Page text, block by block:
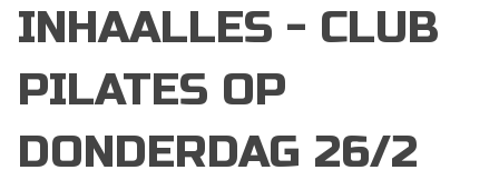
INHAALLES - CLUB
PILATES OP
DONDERDAG 26/2